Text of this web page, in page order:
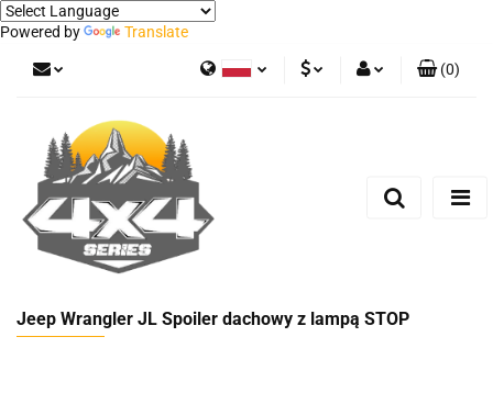
Powered by Translate
German
(0)
Jeep Wrangler JL Spoiler dachowy z lampą STOP